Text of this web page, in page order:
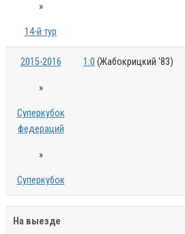
»
14-й тур
2015-2016
»
Суперкубок
федераций
»
Суперкубок
1:0 (Жабокрицкий '83)
На выезде